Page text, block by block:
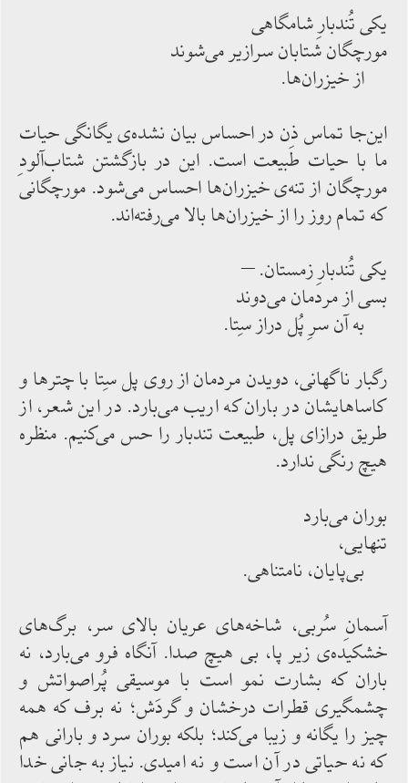
یكی تُندبارِ شامگاهی
مورچگان شتابان سرازیر می‌‌شوند
از خیزران‌‌ها.
این‌‌جا تماس ذِن در احساس بیان نشده‌‌ی یگانگی حیات
ما با حیات طبیعت است. این در بازگشتن شتاب‌‌آلودِ
مورچگان از تنه‌‌ی خیزران‌‌ها احساس‌‌ می‌‌شود. مورچگانی
كه تمام روز را از خیزران‌‌ها بالا می‌‌رفته‌‌اند.
یكی تُندبارِ زمستان. –
بسی از مردمان می‌‌دوند
به آن سرِ پُل دراز سِتا.
رگبار ناگهانی، دویدن مردمان از روی پل سِتا با چترها و
كاساهایشان در باران كه اریب می‌‌بارد. در این شعر، از
طریق درازای پل، طبیعت تندبار را حس‌‌ می‌‌كنیم. منظره
هیچ رنگی ندارد.
بوران می‌‌بارد
تنهایی،
بی‌‌پایان، نامتناهی.
آسمانِ سُربی، شاخه‌‌های عریان بالای سر، برگ‌‌های
خشكیده‌‌ی زیر پا، بی ‌‌هیچ صدا. آنگاه فرو می‌‌بارد، نه
باران كه بشارت نمو است با موسیقی پُراصواتش و
چشمگیری قطرات درخشان و گردَش؛ نه برف كه همه
چیز را یگانه و زیبا می‌‌كند؛ بلكه بوران سرد و بارانی هم
كه نه حیاتی در آن است و نه امیدی. نیاز به جانی خدا